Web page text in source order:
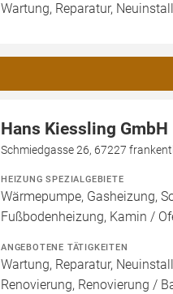
Wartung, Reparatur,
Hans Kiessling GmbH
Schmiedgasse 26, 67227
HEIZUNG SPEZIALGEBIETE
Wärmepumpe, Gasheizung,
Fußbodenheizung, Kamin /
ANGEBOTENE TÄTIGKEITEN
Wartung, Reparatur,
Renovierung, Renovierung /